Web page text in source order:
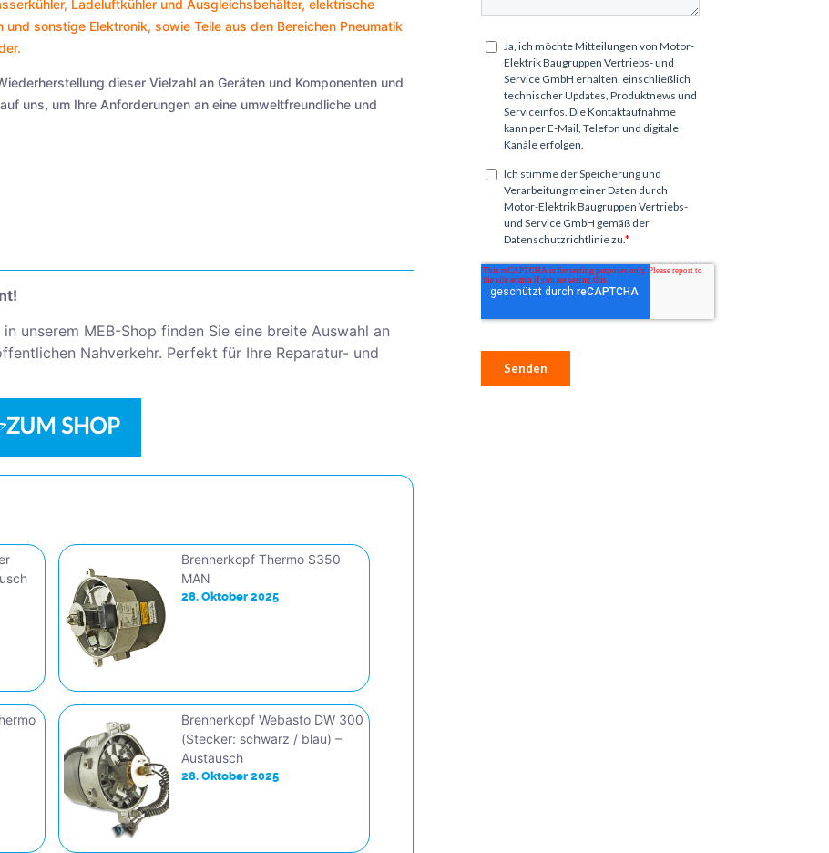
, Ladeluftkühler undAusgleichsbehälter, elektrische
und sonstige Elektronik, sowie Teile aus den Bereichen Pneumatik
.
dieser Vielzahl an Geräten und Komponenten und
uns, um Ihre Anforderungen an eine umweltfreundliche und
unserem MEB-Shop finden Sie eine breite Auswahl an
Nahverkehr. Perfekt für Ihre Reparatur- und
ZUM SHOP
Brennerkopf Thermo S350
MAN
28. Oktober 2025
Brennerkopf Webasto DW 300
(Stecker: schwarz / blau) –
Austausch
28. Oktober 2025